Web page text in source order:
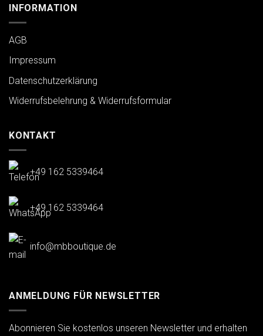
INFORMATION
AGB
Impressum
Datenschutzerklärung
Widerrufsbelehrung & Widerrufsformular
KONTAKT
+49 162 5339464
+49 162 5339464
info@mbboutique.de
ANMELDUNG FÜR NEWSLETTER
Abonnieren Sie kostenlos unseren Newsletter und erhalten